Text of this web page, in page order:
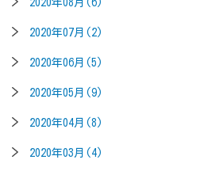
2020年07月(2)
2020年06月(5)
2020年05月(9)
2020年04月(8)
2020年03月(4)